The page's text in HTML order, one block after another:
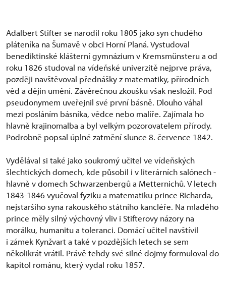
Adalbert Stifter se narodil roku 1805 jako syn chudého
pláteníka na Šumavě v obci Horní Planá. Vystudoval
benediktinské klášterní gymnázium v Kremsmünsteru a od
roku 1826 studoval na vídeňské univerzitě nejprve práva,
později navštěvoval přednášky z matematiky, přírodních
věd a dějin umění. Závěrečnou zkoušku však nesložil. Pod
pseudonymem uveřejnil své první básně. Dlouho váhal
mezi posláním básníka, vědce nebo malíře. Zajímala ho
hlavně krajinomalba a byl velkým pozorovatelem přírody.
Podrobně popsal úplné zatmění slunce 8. července 1842.
Vydělával si také jako soukromý učitel ve vídeňských
šlechtických domech, kde působil i v literárních salónech -
hlavně v domech Schwarzenbergů a Metternichů. V letech
1843-1846 vyučoval fyziku a matematiku prince Richarda,
nejstaršího syna rakouského státního kancléře. Na mladého
prince měly silný výchovný vliv i Stifterovy názory na
morálku, humanitu a toleranci. Domácí učitel navštívil
i zámek Kynžvart a také v pozdějších letech se sem
několikrát vrátil. Právě tehdy své silné dojmy formuloval do
kapitol románu, který vydal roku 1857.